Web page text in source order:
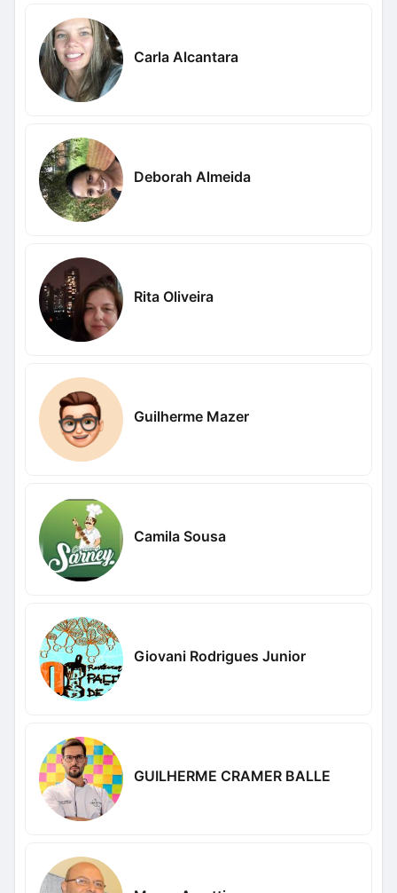
Carla Alcantara
Deborah Almeida
Rita Oliveira
Guilherme Mazer
Camila Sousa
Giovani Rodrigues Junior
GUILHERME CRAMER BALLE